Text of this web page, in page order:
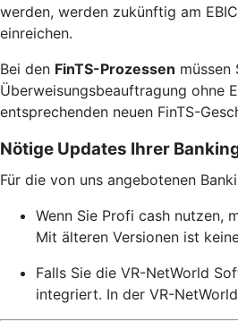
werden, werden zukünftig am
einreichen.
Bei den FinTS-Prozessen müssen
Überweisungsbeauftragung ohne
entsprechenden neuen FinTS-
Nötige Updates Ihrer
Für die von uns angebotenen
Wenn Sie Profi cash nutzen,
Mit älteren Versionen ist
Falls Sie die VR-NetWorld
integriert. In der VR-